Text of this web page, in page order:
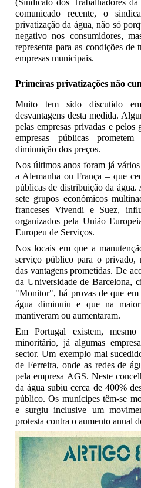
(Sindicato dos Trabalhadores
comunicado recente, o
privatização da água, não só
negativo nos consumidores,
representa para as condições de
empresas municipais.
Primeiras privatizações não
Muito tem sido discutido
desvantagens desta medida.
pelas empresas privadas e
empresas públicas
diminuição dos preços.
Nos últimos anos foram já
a Alemanha ou França – que
públicas de distribuição da água.
sete grupos económicos
franceses Vivendi e Suez,
organizados pela União
Europeu de Serviços.
Nos locais em que a
serviço público para o privado,
das vantagens prometidas. De
da Universidade de Barcelona,
"Monitor", há provas de que em
água diminuiu e que na
mantiveram ou aumentaram.
Em Portugal existem,
minoritário, já algumas
sector. Um exemplo mal
de Ferreira, onde as redes de
pela empresa AGS. Neste
da água subiu cerca de 400%
público. Os munícipes têm-se
e surgiu inclusive um
protesta contra o aumento anual